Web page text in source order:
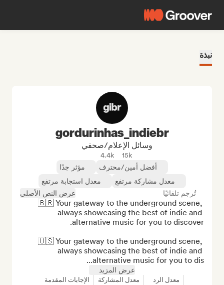
نبذة
gordurinhas_indiebr
وسائل الإعلام/صحفي
15k
4.4k
أفضل أمين/محترف
مؤثر جدًا
معدل مشاركة مرتفع
معدل استجابة مرتفع
تُرجم تلقائيًا
عرض النص الأصلي
🇧🇷 Your gateway to the underground scene,
always showcasing the best of indie and
🇺🇸 Your gateway to the underground scene,
always showcasing the best of indie and
alternative music for you to dis...
عرض المزيد
معدل الرد معدل المشاركة الإجابات المقدمة